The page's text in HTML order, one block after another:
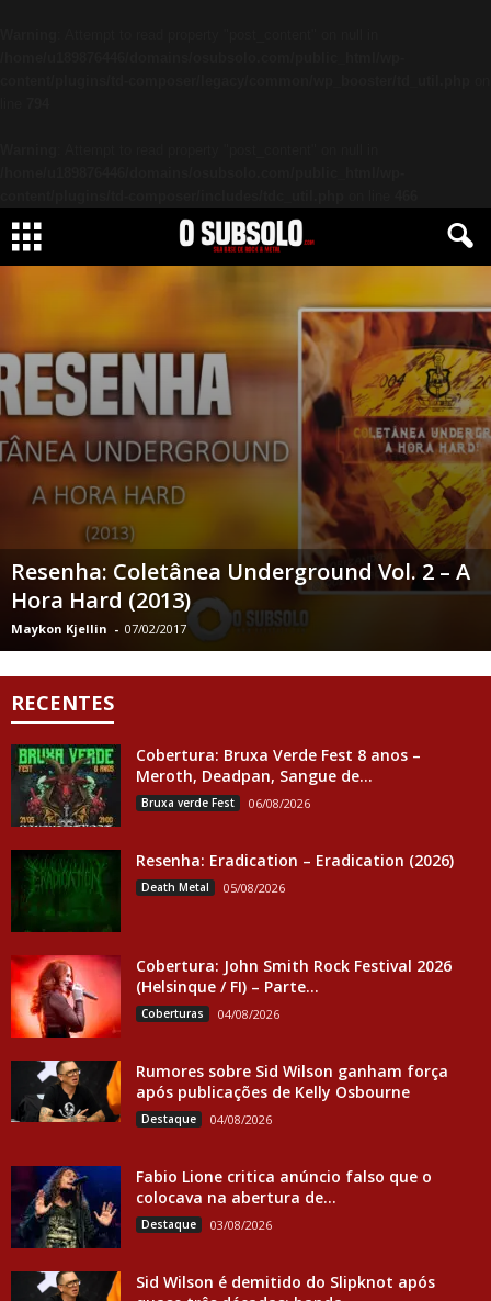
Resenha: Coletânea Underground Vol. 2 – A
Hora Hard (2013)
Maykon Kjellin - 07/02/2017
RECENTES
Cobertura: Bruxa Verde Fest 8 anos –
Meroth, Deadpan, Sangue de...
Bruxa verde Fest 06/08/2026
Resenha: Eradication – Eradication (2026)
Death Metal 05/08/2026
Cobertura: John Smith Rock Festival 2026
(Helsinque / FI) – Parte...
Coberturas 04/08/2026
Rumores sobre Sid Wilson ganham força
após publicações de Kelly Osbourne
Destaque 04/08/2026
Fabio Lione critica anúncio falso que o
colocava na abertura de...
Destaque 03/08/2026
Sid Wilson é demitido do Slipknot após